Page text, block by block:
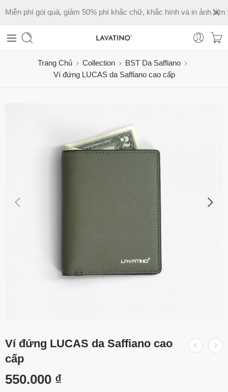
Miễn phí gói quà, giảm 50% phí khắc chữ, khắc hình và in ảnh làm
Trang Chủ Collection
BST Da Saffiano
Ví đứng LUCAS da Saffiano cao cấp
Ví đứng LUCAS da Saffiano cao
cấp
550.000 ₫